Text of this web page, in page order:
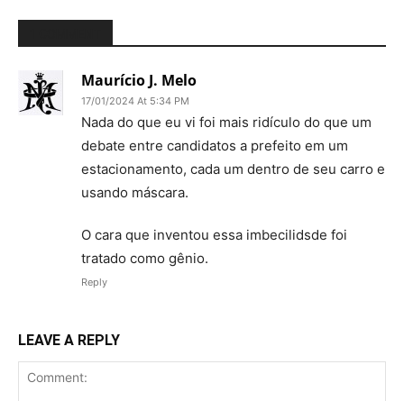
Maurício J. Melo
17/01/2024 At 5:34 PM
Nada do que eu vi foi mais ridículo do que um
debate entre candidatos a prefeito em um
estacionamento, cada um dentro de seu carro e
usando máscara.
O cara que inventou essa imbecilidsde foi
tratado como gênio.
Reply
LEAVE A REPLY